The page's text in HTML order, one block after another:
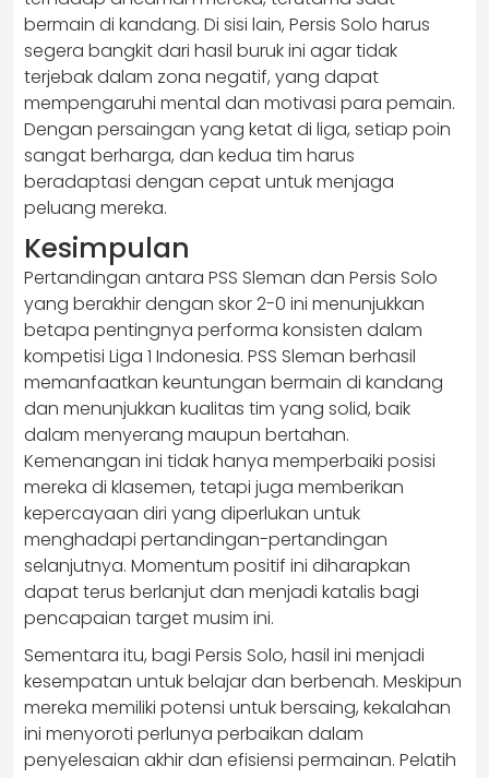
bermain di kandang. Di sisi lain, Persis Solo harus
segera bangkit dari hasil buruk ini agar tidak
terjebak dalam zona negatif, yang dapat
mempengaruhi mental dan motivasi para pemain.
Dengan persaingan yang ketat di liga, setiap poin
sangat berharga, dan kedua tim harus
beradaptasi dengan cepat untuk menjaga
peluang mereka.
Kesimpulan
Pertandingan antara PSS Sleman dan Persis Solo
yang berakhir dengan skor 2-0 ini menunjukkan
betapa pentingnya performa konsisten dalam
kompetisi Liga 1 Indonesia. PSS Sleman berhasil
memanfaatkan keuntungan bermain di kandang
dan menunjukkan kualitas tim yang solid, baik
dalam menyerang maupun bertahan.
Kemenangan ini tidak hanya memperbaiki posisi
mereka di klasemen, tetapi juga memberikan
kepercayaan diri yang diperlukan untuk
menghadapi pertandingan-pertandingan
selanjutnya. Momentum positif ini diharapkan
dapat terus berlanjut dan menjadi katalis bagi
pencapaian target musim ini.
Sementara itu, bagi Persis Solo, hasil ini menjadi
kesempatan untuk belajar dan berbenah. Meskipun
mereka memiliki potensi untuk bersaing, kekalahan
ini menyoroti perlunya perbaikan dalam
penyelesaian akhir dan efisiensi permainan. Pelatih